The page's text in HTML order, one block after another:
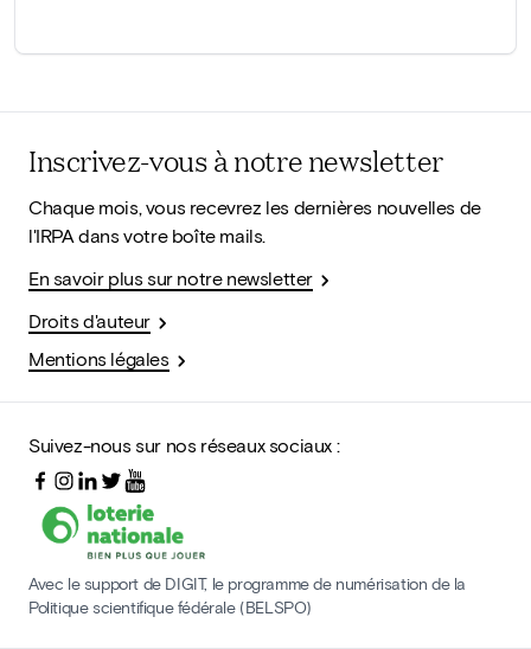
Inscrivez-vous à notre newsletter
Chaque mois, vous recevrez les dernières nouvelles de
l'IRPA dans votre boîte mails.
En savoir plus sur notre newsletter
Droits d'auteur
Mentions légales
Suivez-nous sur nos réseaux sociaux :
Avec le support de DIGIT, le programme de numérisation de la
Politique scientifique fédérale (BELSPO)